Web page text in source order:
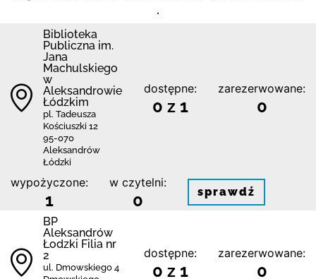
.
Biblioteka
Publiczna im.
Jana
Machulskiego
w
Aleksandrowie
Łódzkim
pl. Tadeusza
Kościuszki 12
95-070
Aleksandrów
Łódzki
dostępne:
0 z 1
zarezerwowane:
0
wypożyczone:
1
w czytelni:
0 sprawdź
BP
Aleksandrów
Łodzki Filia nr
2
ul. Dmowskiego 4
dostępne:
0 z 1
zarezerwowane:
0